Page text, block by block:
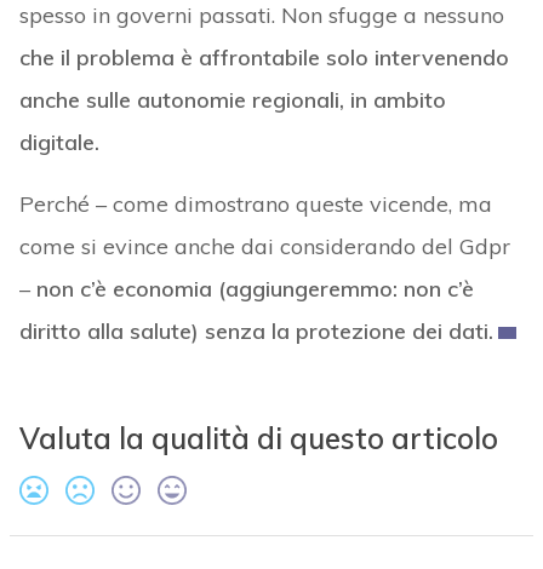
spesso in governi passati. Non sfugge a nessuno
che il problema è affrontabile solo intervenendo
anche sulle autonomie regionali, in ambito
digitale.
Perché – come dimostrano queste vicende, ma
come si evince anche dai considerando del Gdpr
– non c’è economia (aggiungeremmo: non c’è
diritto alla salute) senza la protezione dei dati.
Valuta la qualità di questo articolo